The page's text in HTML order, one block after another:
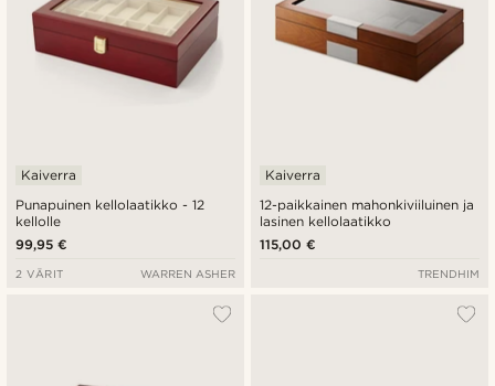
Punapuinen kellolaatikko - 12
kellolle
Kaiverra
99,95 €
2 VÄRIT WARREN ASHER
12-paikkainen mahonkiviiluinen ja
lasinen kellolaatikko
Kaiverra
115,00 €
TRENDHIM